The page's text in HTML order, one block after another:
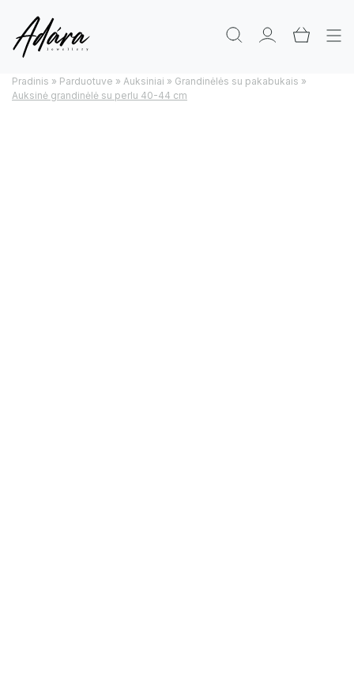
Pradinis » Parduotuve » Auksiniai » Grandinėlės su pakabukais »
Auksinė grandinėlė su perlu 40-44 cm